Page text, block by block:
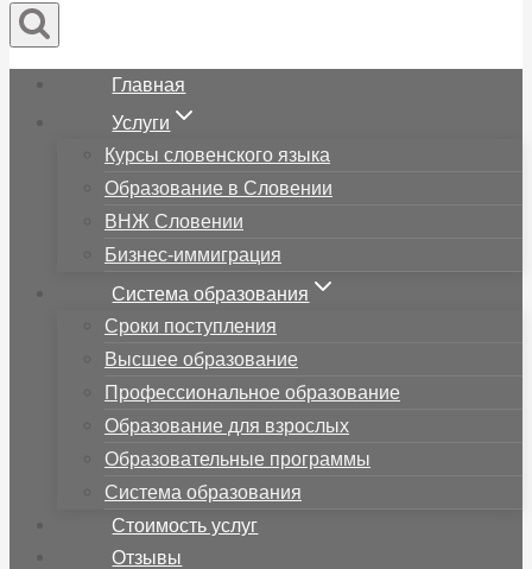
Главная
Услуги
Курсы словенского языка
Образование в Словении
ВНЖ Словении
Бизнес-иммиграция
Система образования
Сроки поступления
Высшее образование
Профессиональное образование
Образование для взрослых
Образовательные программы
Система образования
Стоимость услуг
Отзывы